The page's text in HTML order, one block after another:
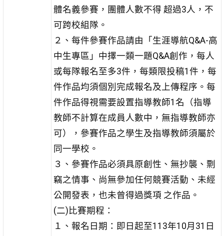
體名義參賽，團體人數不得 超過3人，不
可跨校組隊。
２、每件參賽作品請由「生涯導航Q&A-高
中生專區」中擇一類一題Q&A創作，每人
或每隊報名至多3件，每類限投稿1件，每
件作品均須個別完成報名及上傳程序。每
件作品得視需要設置指導教師1名（指導
教師不計算在成員人數中，無指導教師亦
可），參賽作品之學生及指導教師須屬於
同一學校。
３、參賽作品必須具原創性、無抄襲、剽
竊之情事、尚無參加任何競賽活動、未經
公開發表，也未曾得過獎項 之作品。
(二)比賽期程：
１、報名日期：即日起至113年10月31日